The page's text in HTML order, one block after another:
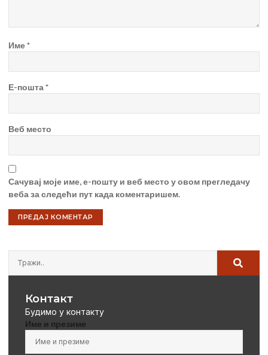
Име*
Е-пошта*
Веб место
Сачувај моје име, е-пошту и веб место у овом прегледачу
веба за следећи пут када коментаришем.
Контакт
Будимо у контакту
Име и презиме